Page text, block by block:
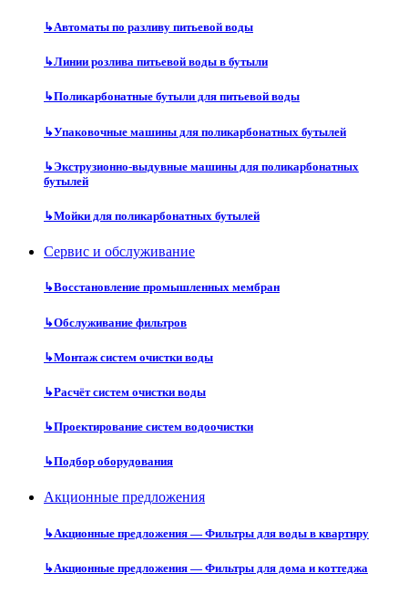
↳Автоматы по разливу питьевой воды
↳Линии розлива питьевой воды в бутыли
↳Поликарбонатные бутыли для питьевой воды
↳Упаковочные машины для поликарбонатных бутылей
↳Экструзионно-выдувные машины для поликарбонатных
бутылей
↳Мойки для поликарбонатных бутылей
Сервис и обслуживание
↳Восстановление промышленных мембран
↳Обслуживание фильтров
↳Монтаж систем очистки воды
↳Расчёт систем очистки воды
↳Проектирование систем водоочистки
↳Подбор оборудования
Акционные предложения
↳Акционные предложения — Фильтры для воды в квартиру
↳Акционные предложения — Фильтры для дома и коттеджа